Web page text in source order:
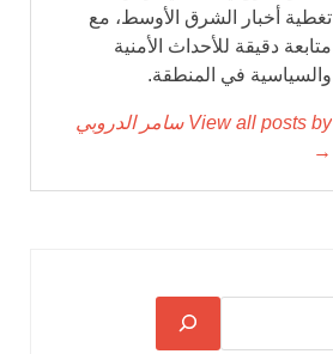
تغطية أخبار الشرق الأوسط، مع
متابعة دقيقة للأحداث الأمنية
والسياسية في المنطقة.
View all posts by سامر الدروبي
→